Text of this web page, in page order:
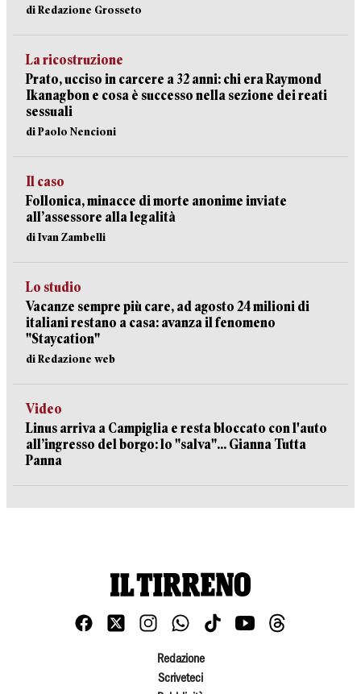
di Redazione Grosseto
La ricostruzione
Prato, ucciso in carcere a 32 anni: chi era Raymond
Ikanagbon e cosa è successo nella sezione dei reati
sessuali
di Paolo Nencioni
Il caso
Follonica, minacce di morte anonime inviate
all’assessore alla legalità
di Ivan Zambelli
Lo studio
Vacanze sempre più care, ad agosto 24 milioni di
italiani restano a casa: avanza il fenomeno
"Staycation"
di Redazione web
Video
Linus arriva a Campiglia e resta bloccato con l'auto
all’ingresso del borgo: lo "salva"... Gianna Tutta
Panna
Redazione
Scriveteci